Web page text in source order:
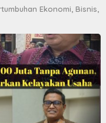
Ekonomi, Bisnis,